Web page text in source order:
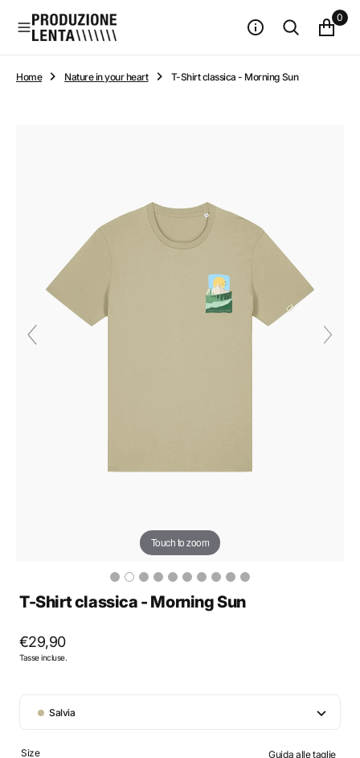
0
Home Nature in your heart T-Shirt classica - Morning Sun
T-Shirt classica - Morning Sun
Prezzo
regolare
€29,90
Tasse incluse.
Salvia
Salvia
Size Guida alle taglie
Touch to zoom